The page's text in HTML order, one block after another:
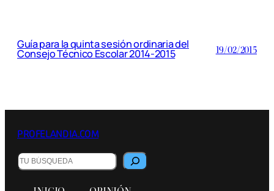
Guía para la quinta sesión ordinaria del
Consejo Técnico Escolar 2014-2015 19/02/2015
PROFELANDIA.COM
Buscar